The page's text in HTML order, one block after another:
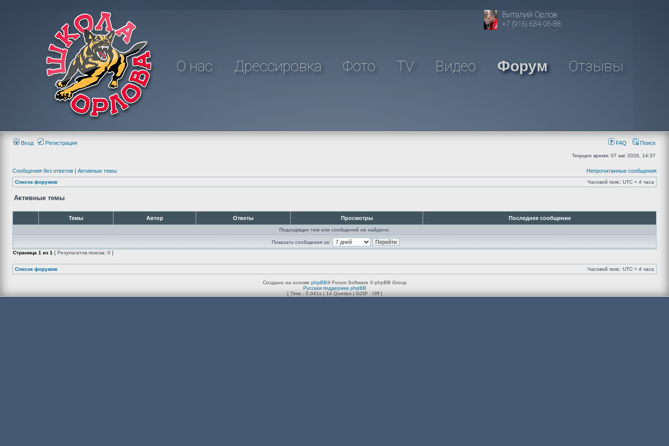
Виталий Орлов
+7 (916) 634-06-88
О нас Дрессировка Фото TV Видео Форум Отзывы
Вход Регистрация FAQ Поиск
Текущее время: 07 авг 2026, 14:37
Сообщения без ответов | Активные темы Непрочитанные сообщения
Список форумов Часовой пояс: UTC + 4 часа
Активные темы
Темы Автор Ответы Просмотры Последнее сообщение
Подходящих тем или сообщений не найдено.
Показать сообщения за:
Страница 1 из 1 [ Результатов поиска: 0 ]
Список форумов Часовой пояс: UTC + 4 часа
Создано на основе phpBB® Forum Software © phpBB Group
Русская поддержка phpBB
[ Time : 0.041s | 14 Queries | GZIP : Off ]